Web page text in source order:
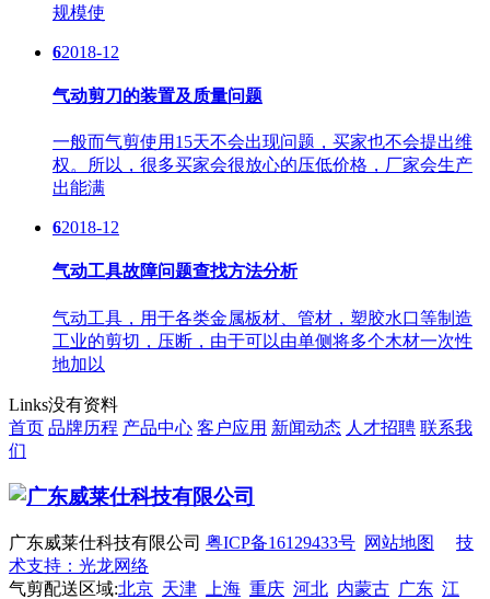
规模使
62018-12
气动剪刀的装置及质量问题
一般而气剪使用15天不会出现问题，买家也不会提出维
权。所以，很多买家会很放心的压低价格，厂家会生产
出能满
62018-12
气动工具故障问题查找方法分析
气动工具，用于各类金属板材、管材，塑胶水口等制造
工业的剪切，压断，由于可以由单侧将多个木材一次性
地加以
Links没有资料
首页 品牌历程 产品中心 客户应用 新闻动态 人才招聘 联系我
们
广东威莱仕科技有限公司 粤ICP备16129433号 网站地图
技
术支持：光龙网络
气剪配送区域:北京 天津 上海 重庆 河北 内蒙古 广东 江